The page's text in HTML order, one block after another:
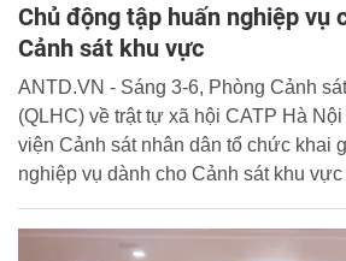
Chủ động tập huấn nghiệp vụ
Cảnh sát khu vực
ANTD.VN - Sáng 3-6, Phòng Cảnh
(QLHC) về trật tự xã hội CATP Hà
viện Cảnh sát nhân dân tổ chức khai
nghiệp vụ dành cho Cảnh sát khu vực